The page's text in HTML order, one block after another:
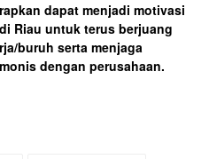
dapat menjadi motivasi
Riau untuk terus berjuang
buruh serta menjaga
dengan perusahaan.